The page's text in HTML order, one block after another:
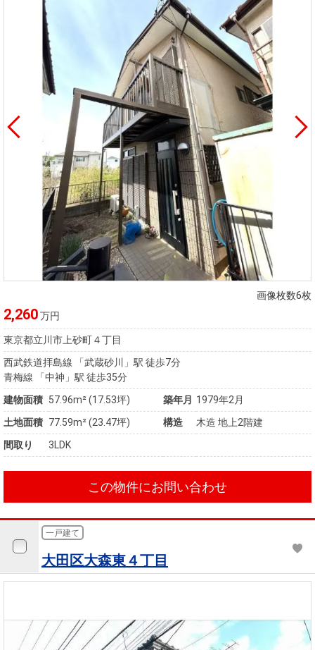
画像枚数6枚
2,260万円
東京都立川市上砂町４丁目
西武鉄道拝島線 「武蔵砂川」駅 徒歩7分
青梅線 「中神」駅 徒歩35分
建物面積 57.96m² (17.53坪) 築年月
1979年2月
土地面積 77.59m² (23.47坪) 構造
木造 地上2階建
間取り
3LDK
この物件にお問い合わせ
一戸建て
大田区大森東４丁目